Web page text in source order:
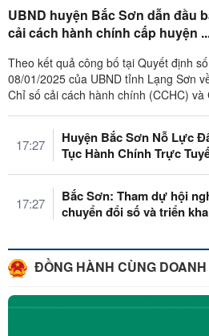
UBND huyện Bắc Sơn dẫn đầu
cải cách hành chính cấp huyện
Theo kết quả công bố tại Quyết định
08/01/2025 của UBND tỉnh Lạng Sơn
Chỉ số cải cách hành chính (CCHC)
17:27
Huyện Bắc Sơn Nỗ Lực
Tục Hành Chính Trực
17:27
Bắc Sơn: Tham dự hội
chuyển đổi số và triển
ĐỒNG HÀNH CÙNG